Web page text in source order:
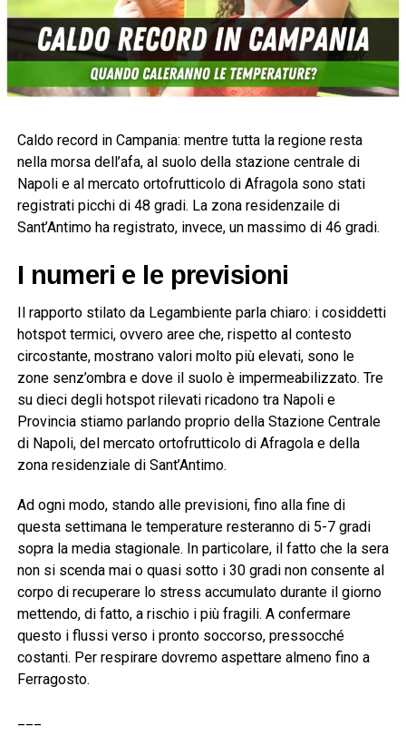
Caldo record in Campania: mentre tutta la regione resta
nella morsa dell’afa, al suolo della stazione centrale di
Napoli e al mercato ortofrutticolo di Afragola sono stati
registrati picchi di 48 gradi. La zona residenzaile di
Sant’Antimo ha registrato, invece, un massimo di 46 gradi.
I numeri e le previsioni
Il rapporto stilato da Legambiente parla chiaro: i cosiddetti
hotspot termici, ovvero aree che, rispetto al contesto
circostante, mostrano valori molto più elevati, sono le
zone senz’ombra e dove il suolo è impermeabilizzato. Tre
su dieci degli hotspot rilevati ricadono tra Napoli e
Provincia stiamo parlando proprio della Stazione Centrale
di Napoli, del mercato ortofrutticolo di Afragola e della
zona residenziale di Sant’Antimo.
Ad ogni modo, stando alle previsioni, fino alla fine di
questa settimana le temperature resteranno di 5-7 gradi
sopra la media stagionale. In particolare, il fatto che la sera
non si scenda mai o quasi sotto i 30 gradi non consente al
corpo di recuperare lo stress accumulato durante il giorno
mettendo, di fatto, a rischio i più fragili. A confermare
questo i flussi verso i pronto soccorso, pressocché
costanti. Per respirare dovremo aspettare almeno fino a
Ferragosto.